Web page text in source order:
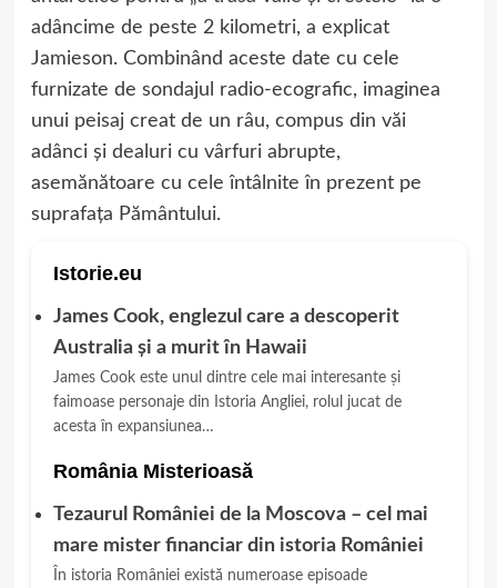
adâncime de peste 2 kilometri, a explicat
Jamieson. Combinând aceste date cu cele
furnizate de sondajul radio-ecografic, imaginea
unui peisaj creat de un râu, compus din văi
adânci şi dealuri cu vârfuri abrupte,
asemănătoare cu cele întâlnite în prezent pe
suprafaţa Pământului.
Istorie.eu
James Cook, englezul care a descoperit
Australia și a murit în Hawaii
James Cook este unul dintre cele mai interesante și
faimoase personaje din Istoria Angliei, rolul jucat de
acesta în expansiunea…
România Misterioasă
Tezaurul României de la Moscova – cel mai
mare mister financiar din istoria României
În istoria României există numeroase episoade